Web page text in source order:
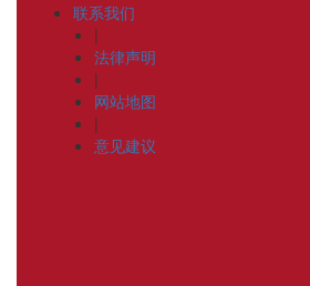
联系我们
|
法律声明
|
网站地图
|
意见建议